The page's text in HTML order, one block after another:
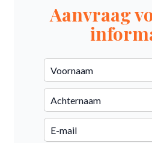
Aanvraag